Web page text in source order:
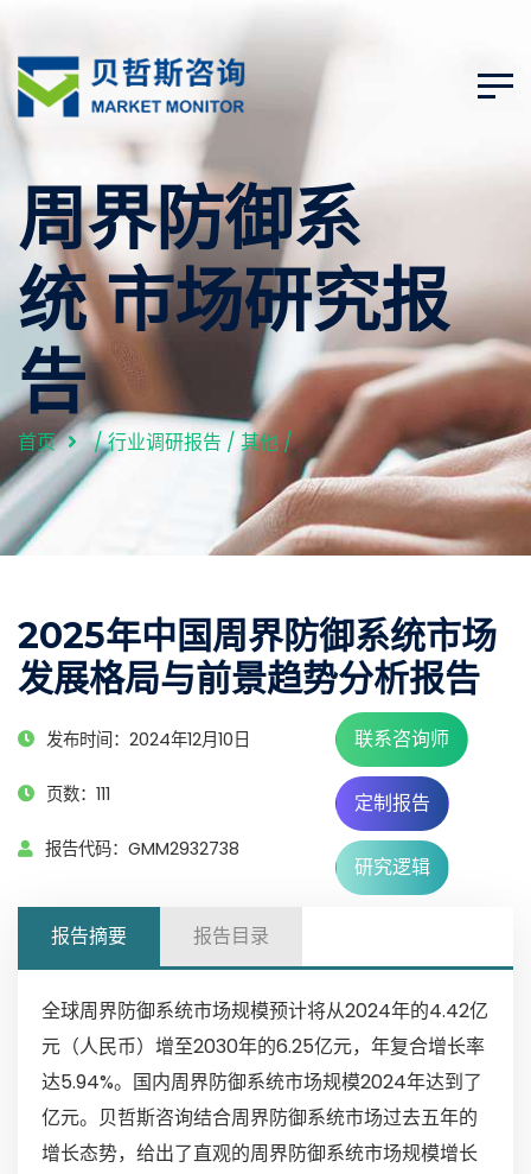
周界防御系
统 市场研究报
告
首页 /行业调研报告 / 其他 /
2025年中国周界防御系统市场
发展格局与前景趋势分析报告
发布时间：2024年12月10日
页数：111
报告代码：GMM2932738
联系咨询师
定制报告
研究逻辑
报告摘要 报告目录
全球周界防御系统市场规模预计将从2024年的4.42亿
元（人民币）增至2030年的6.25亿元，年复合增长率
达5.94%。国内周界防御系统市场规模2024年达到了
亿元。贝哲斯咨询结合周界防御系统市场过去五年的
增长态势，给出了直观的周界防御系统市场规模增长